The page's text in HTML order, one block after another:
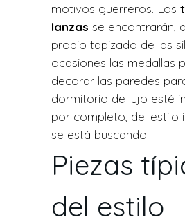
motivos guerreros. Los
lanzas se encontrarán,
propio tapizado de las
ocasiones las medallas
decorar las paredes
dormitorio de lujo esté
por completo, del estilo
se está buscando.
Piezas
del estilo